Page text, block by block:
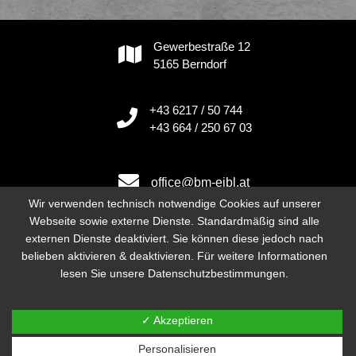
Gewerbestraße 12
5165 Berndorf
+43 6217 / 50 744
+43 664 / 250 67 03
office@bm-eibl.at
Instagram
WordPress
Wir verwenden technisch notwendige Cookies auf unserer
Webseite sowie externe Dienste. Standardmäßig sind alle
externen Dienste deaktiviert. Sie können diese jedoch nach
belieben aktivieren & deaktivieren. Für weitere Informationen
lesen Sie unsere Datenschutzbestimmungen.
✓ Akzeptieren
Personalisieren